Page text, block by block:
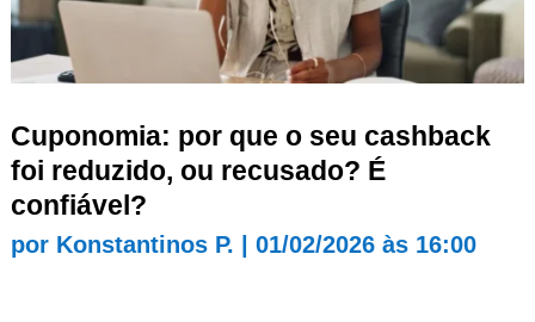
Cuponomia: por que o seu cashback
foi reduzido, ou recusado? É
confiável?
por Konstantinos P. 01/02/2026 às 16:00